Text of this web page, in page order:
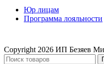
Юр лицам
Программа лояльности
Copyright 2026 ИП Безяев